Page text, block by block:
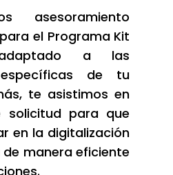
asesoramiento
el Programa Kit
adaptado a las
específicas de tu
te asistimos en
solicitud para que
en la digitalización
manera eficiente